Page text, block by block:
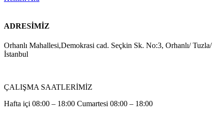
ADRESİMİZ
Orhanlı Mahallesi,Demokrasi cad. Seçkin Sk. No:3, Orhanlı/ Tuzla/
İstanbul
ÇALIŞMA SAATLERİMİZ
Hafta içi 08:00 – 18:00 Cumartesi 08:00 – 18:00